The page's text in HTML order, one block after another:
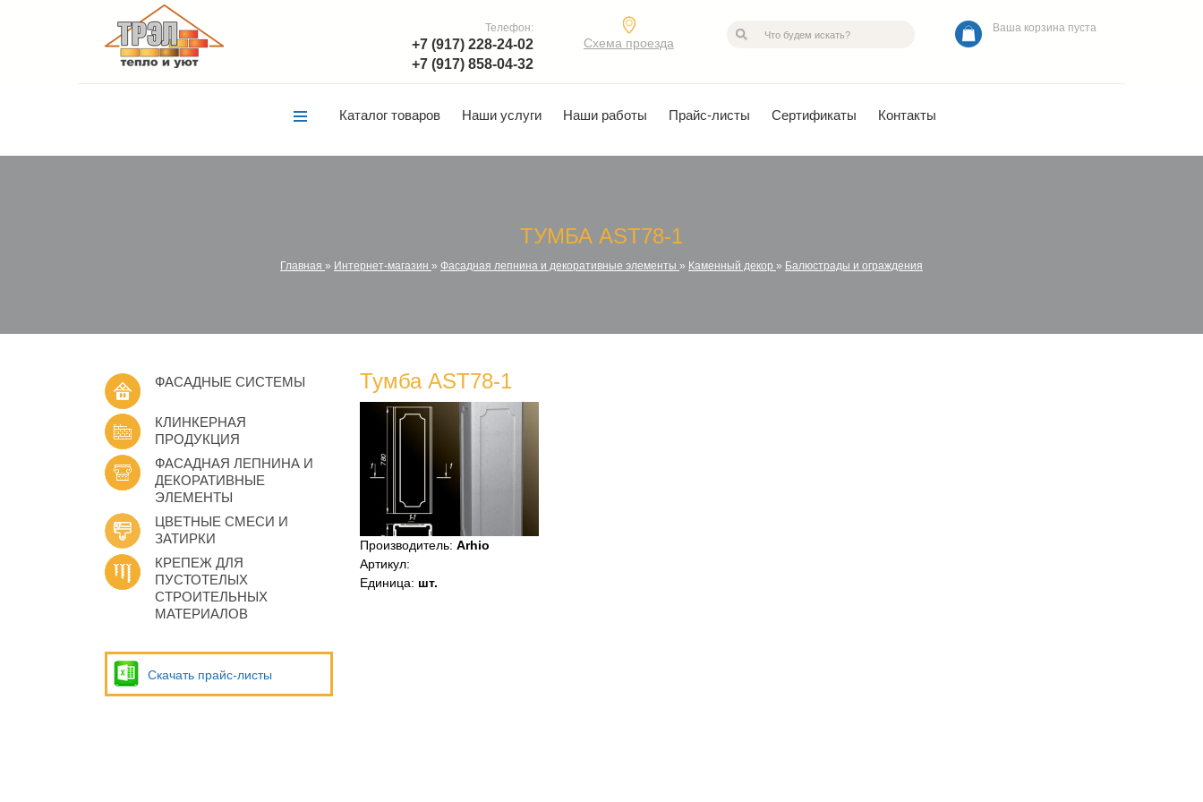
Телефон:
+7 (917) 228-24-02
+7 (917) 858-04-32
Схема проезда
Ваша корзина пуста
Каталог товаров Наши услуги Наши работы Прайс-листы Сертификаты Контакты
ТУМБА AST78-1
Главная » Интернет-магазин » Фасадная лепнина и декоративные элементы » Каменный декор » Балюстрады и ограждения
ФАСАДНЫЕ СИСТЕМЫ
КЛИНКЕРНАЯ
ПРОДУКЦИЯ
ФАСАДНАЯ ЛЕПНИНА И
ДЕКОРАТИВНЫЕ
ЭЛЕМЕНТЫ
ЦВЕТНЫЕ СМЕСИ И
ЗАТИРКИ
КРЕПЕЖ ДЛЯ
ПУСТОТЕЛЫХ
СТРОИТЕЛЬНЫХ
МАТЕРИАЛОВ
Скачать прайс-листы
Тумба AST78-1
Производитель: Arhio
Артикул:
Единица: шт.